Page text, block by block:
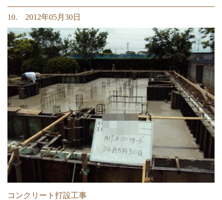
10. 2012年05月30日
コンクリート打設工事